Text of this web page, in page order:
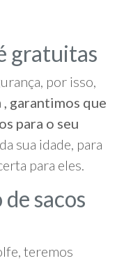
gratuitas
por isso,
, garantimos que
para o seu
sua idade, para
para eles.
sacos
teremos